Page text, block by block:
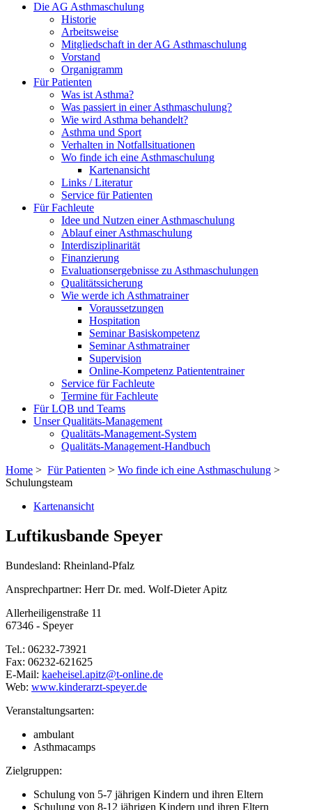
Die AG Asthmaschulung
Historie
Arbeitsweise
Mitgliedschaft in der AG Asthmaschulung
Vorstand
Organigramm
Für Patienten
Was ist Asthma?
Was passiert in einer Asthmaschulung?
Wie wird Asthma behandelt?
Asthma und Sport
Verhalten in Notfallsituationen
Wo finde ich eine Asthmaschulung
Kartenansicht
Links / Literatur
Service für Patienten
Für Fachleute
Idee und Nutzen einer Asthmaschulung
Ablauf einer Asthmaschulung
Interdisziplinarität
Finanzierung
Evaluationsergebnisse zu Asthmaschulungen
Qualitätssicherung
Wie werde ich Asthmatrainer
Voraussetzungen
Hospitation
Seminar Basiskompetenz
Seminar Asthmatrainer
Supervision
Online-Kompetenz Patiententrainer
Service für Fachleute
Termine für Fachleute
Für LQB und Teams
Unser Qualitäts-Management
Qualitäts-Management-System
Qualitäts-Management-Handbuch
Home > Für Patienten > Wo finde ich eine Asthmaschulung >
Schulungsteam
Kartenansicht
Luftikusbande Speyer
Bundesland: Rheinland-Pfalz
Ansprechpartner: Herr Dr. med. Wolf-Dieter Apitz
Allerheiligenstraße 11
67346 - Speyer
Tel.: 06232-73921
Fax: 06232-621625
E-Mail: kaeheisel.apitz@t-online.de
Web: www.kinderarzt-speyer.de
Veranstaltungsarten:
ambulant
Asthmacamps
Zielgruppen:
Schulung von 5-7 jährigen Kindern und ihren Eltern
Schulung von 8-12 jährigen Kindern und ihren Eltern